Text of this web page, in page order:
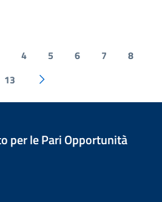
4 5 6 7
8
13
per le Pari Opportunità